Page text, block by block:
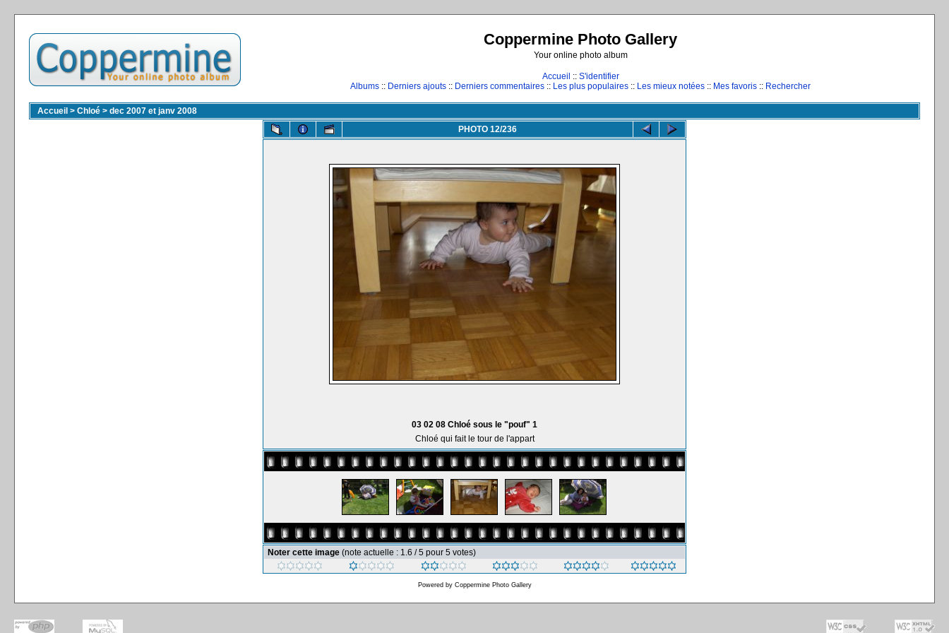
Coppermine Photo Gallery
Your online photo album
Accueil :: S'identifier
Albums :: Derniers ajouts :: Derniers commentaires :: Les plus populaires :: Les mieux notées :: Mes favoris :: Rechercher
Accueil > Chloé > dec 2007 et janv 2008
PHOTO 12/236
03 02 08 Chloé sous le "pouf" 1
Chloé qui fait le tour de l'appart
Noter cette image (note actuelle : 1.6 / 5 pour 5 votes)
Powered by Coppermine Photo Gallery